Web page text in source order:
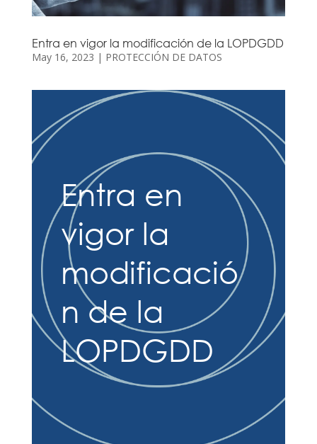
Entra en vigor la modificación de la LOPDGDD
May 16, 2023 | PROTECCIÓN DE DATOS
Entra en
vigor la
modificació
n de la
LOPDGDD